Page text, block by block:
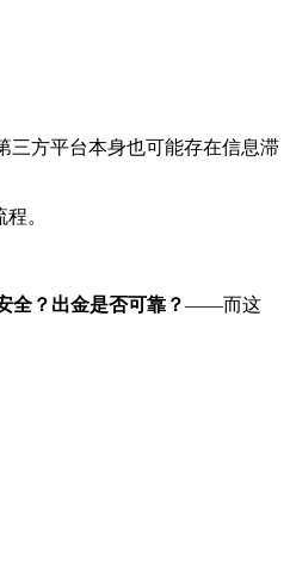
三方平台本身也可能存在信息滞
。
全？出金是否可靠？——而这